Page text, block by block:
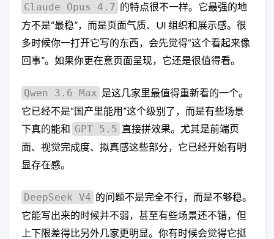
Claude Opus 4.7 的特点很不一样。它最强的地
方不是“最稳”，而是页面气质、UI 组织和展示感。很
多时候你一打开它写的东西，会先觉得“这个看起来像
回事”。如果你更在意页面呈现，它还是很值得看。
Qwen 3.6 Max 是这几家里最值得重新看的一个。
它已经不是“国产里能用”这个级别了，而是有些场景
下真的能和 GPT 5.5 直接拼效果。尤其是前端页
面、视觉完成度、拟真感这些部分，它已经开始有明
显存在感。
DeepSeek V4 的问题不是完全不行，而是不够稳。
它能写出来的时候并不弱，甚至有些场景还不错，但
上下限差得比另外几家更明显。你有时候会觉得它挺